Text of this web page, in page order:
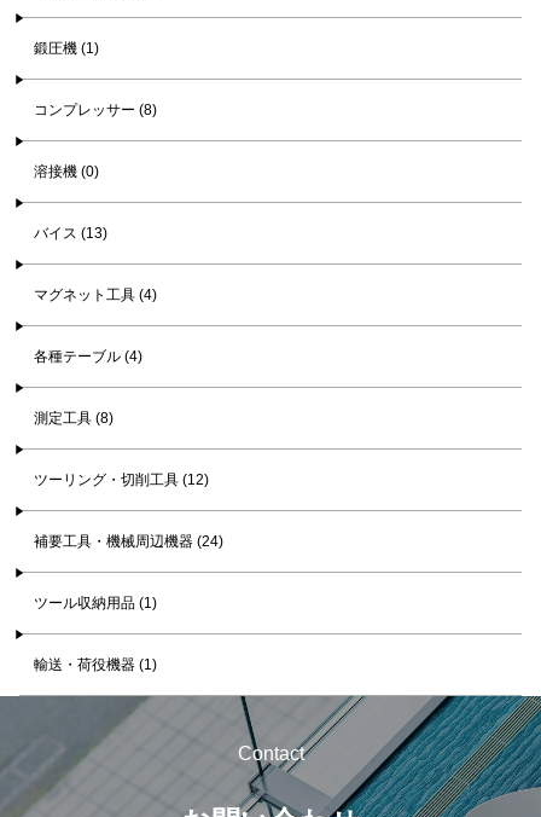
鍛圧機 (1)
コンプレッサー (8)
溶接機 (0)
バイス (13)
マグネット工具 (4)
各種テーブル (4)
測定工具 (8)
ツーリング・切削工具 (12)
補要工具・機械周辺機器 (24)
ツール収納用品 (1)
輸送・荷役機器 (1)
Contact